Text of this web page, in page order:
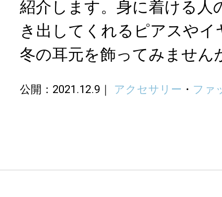
紹介します。身に着ける人
き出してくれるピアスや
冬の耳元を飾ってみません
公開：2021.12.9 アクセサリー ・ ファ